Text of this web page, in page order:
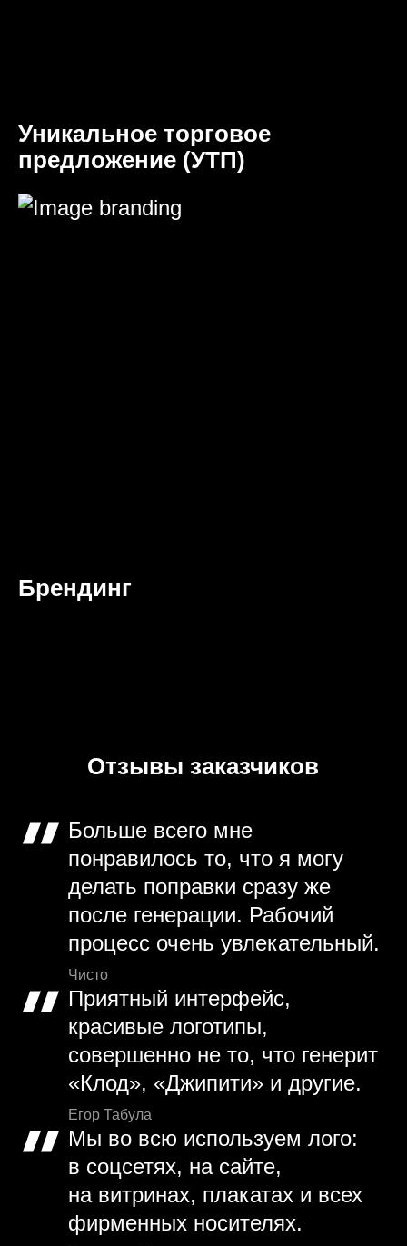
Уникальное торговое
предложение (УТП)
Брендинг
Отзывы заказчиков
Больше всего мне
понравилось то, что я могу
делать поправки сразу же
после генерации. Рабочий
процесс очень увлекательный.
Чисто
Приятный интерфейс,
красивые логотипы,
совершенно не то, что генерит
«Клод», «Джипити» и другие.
Егор Табула
Мы во всю используем лого:
в соцсетях, на сайте,
на витринах, плакатах и всех
фирменных носителях.